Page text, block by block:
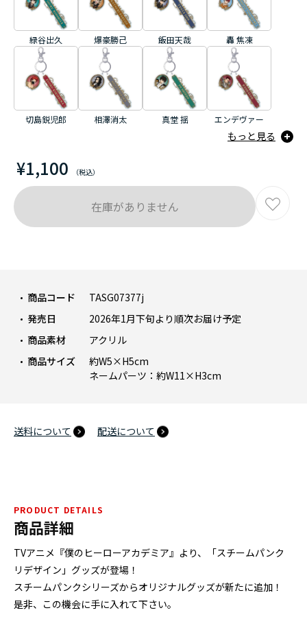
¥1,100
商品コード
TASG07377j
発売日
2026年1月下旬より順次お届け予定
商品素材
アクリル
商品サイズ
約W5×H5cm
ネームパーツ：約W11×H3cm
送料について 配送について
緑谷出久 爆豪勝己 飯田天哉 轟 焦凍
切島鋭児郎 相澤消太 真堂 揺 エンデヴァー
もっと見る
在庫がありません
PRODUCT DETAILS
商品詳細
TVアニメ『僕のヒーローアカデミア』より、「スチームパンク
リデザイン」グッズが登場！
スチームパンクシリーズからオリジナルグッズが新たに追加！
是非、この機会に手に入れて下さい。